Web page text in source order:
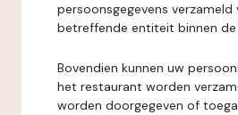
persoonsgegevens verzameld
betreffende entiteit binnen de
Bovendien kunnen uw
het restaurant worden
worden doorgegeven of